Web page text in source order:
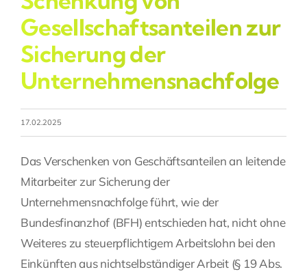
Leistungen
Team
Stellenangebote
Fragen Sie Ihre Kanzlei
Gesellschaftsanteilen zur
Sicherung der
Unternehmensnachfolge
17.02.2025
Das Verschenken von Geschäftsanteilen an leitende
Mitarbeiter zur Sicherung der
Unternehmensnachfolge führt, wie der
Bundesfinanzhof (BFH) entschieden hat, nicht ohne
Weiteres zu steuerpflichtigem Arbeitslohn bei den
Einkünften aus nichtselbständiger Arbeit (§ 19 Abs.